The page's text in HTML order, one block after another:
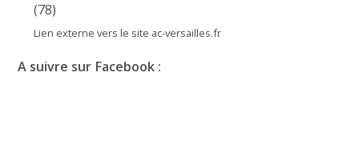
(78)
Lien externe vers le site ac-versailles.fr
A suivre sur Facebook :